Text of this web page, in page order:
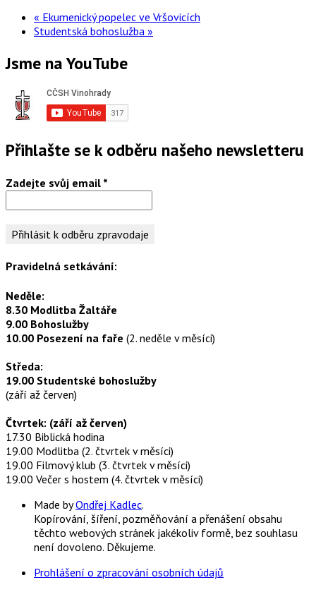
« Ekumenický popelec ve Vršovicích
Studentská bohoslužba »
Jsme na YouTube
Přihlašte se k odběru našeho newsletteru
Zadejte svůj email *
Pravidelná setkávání:
Neděle:
8.30 Modlitba Žaltáře
9.00 Bohoslužby
10.00 Posezení na faře (2. neděle v měsíci)
Středa:
19.00 Studentské bohoslužby
(září až červen)
Čtvrtek: (září až červen)
17.30 Biblická hodina
19.00 Modlitba (2. čtvrtek v měsíci)
19.00 Filmový klub (3. čtvrtek v měsíci)
19.00 Večer s hostem (4. čtvrtek v měsíci)
Made byOndřej Kadlec.
Kopírování, šíření, pozměňování a přenášení obsahu
těchto webových stránek jakékoliv formě, bez souhlasu
není dovoleno. Děkujeme.
Prohlášení o zpracování osobních údajů